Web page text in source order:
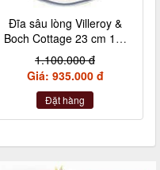
Đĩa sâu lòng Villeroy &
Boch Cottage 23 cm 10-
1115-2700
1.100.000 đ
Giá: 935.000 đ
Đặt hàng